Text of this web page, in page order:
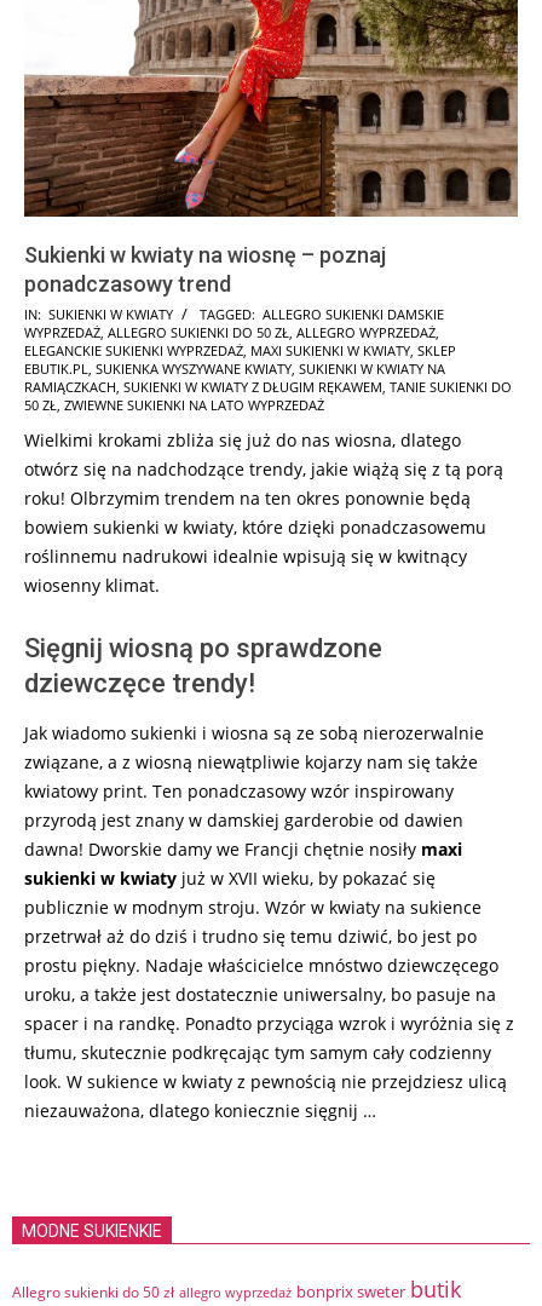
Sukienki w kwiaty na wiosnę – poznaj
ponadczasowy trend
2026-
06-
15
IN: SUKIENKI W KWIATY TAGGED: ALLEGRO SUKIENKI DAMSKIE
WYPRZEDAŻ, ALLEGRO SUKIENKI DO 50 ZŁ, ALLEGRO WYPRZEDAŻ,
ELEGANCKIE SUKIENKI WYPRZEDAŻ, MAXI SUKIENKI W KWIATY, SKLEP
EBUTIK.PL, SUKIENKA WYSZYWANE KWIATY, SUKIENKI W KWIATY NA
RAMIĄCZKACH, SUKIENKI W KWIATY Z DŁUGIM RĘKAWEM, TANIE SUKIENKI DO
50 ZŁ, ZWIEWNE SUKIENKI NA LATO WYPRZEDAŻ
Wielkimi krokami zbliża się już do nas wiosna, dlatego
otwórz się na nadchodzące trendy, jakie wiążą się z tą porą
roku! Olbrzymim trendem na ten okres ponownie będą
bowiem sukienki w kwiaty, które dzięki ponadczasowemu
roślinnemu nadrukowi idealnie wpisują się w kwitnący
wiosenny klimat.
Sięgnij wiosną po sprawdzone
dziewczęce trendy!
Jak wiadomo sukienki i wiosna są ze sobą nierozerwalnie
związane, a z wiosną niewątpliwie kojarzy nam się także
kwiatowy print. Ten ponadczasowy wzór inspirowany
przyrodą jest znany w damskiej garderobie od dawien
dawna! Dworskie damy we Francji chętnie nosiły maxi
sukienki w kwiaty już w XVII wieku, by pokazać się
publicznie w modnym stroju. Wzór w kwiaty na sukience
przetrwał aż do dziś i trudno się temu dziwić, bo jest po
prostu piękny. Nadaje właścicielce mnóstwo dziewczęcego
uroku, a także jest dostatecznie uniwersalny, bo pasuje na
spacer i na randkę. Ponadto przyciąga wzrok i wyróżnia się z
tłumu, skutecznie podkręcając tym samym cały codzienny
look. W sukience w kwiaty z pewnością nie przejdziesz ulicą
niezauważona, dlatego koniecznie sięgnij …
MODNE SUKIENKIE
Allegro sukienki do 50 zł allegro wyprzedaż bonprix sweter butik